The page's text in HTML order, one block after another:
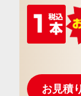
お見積